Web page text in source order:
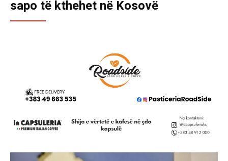
sapo të kthehet në Kosovë